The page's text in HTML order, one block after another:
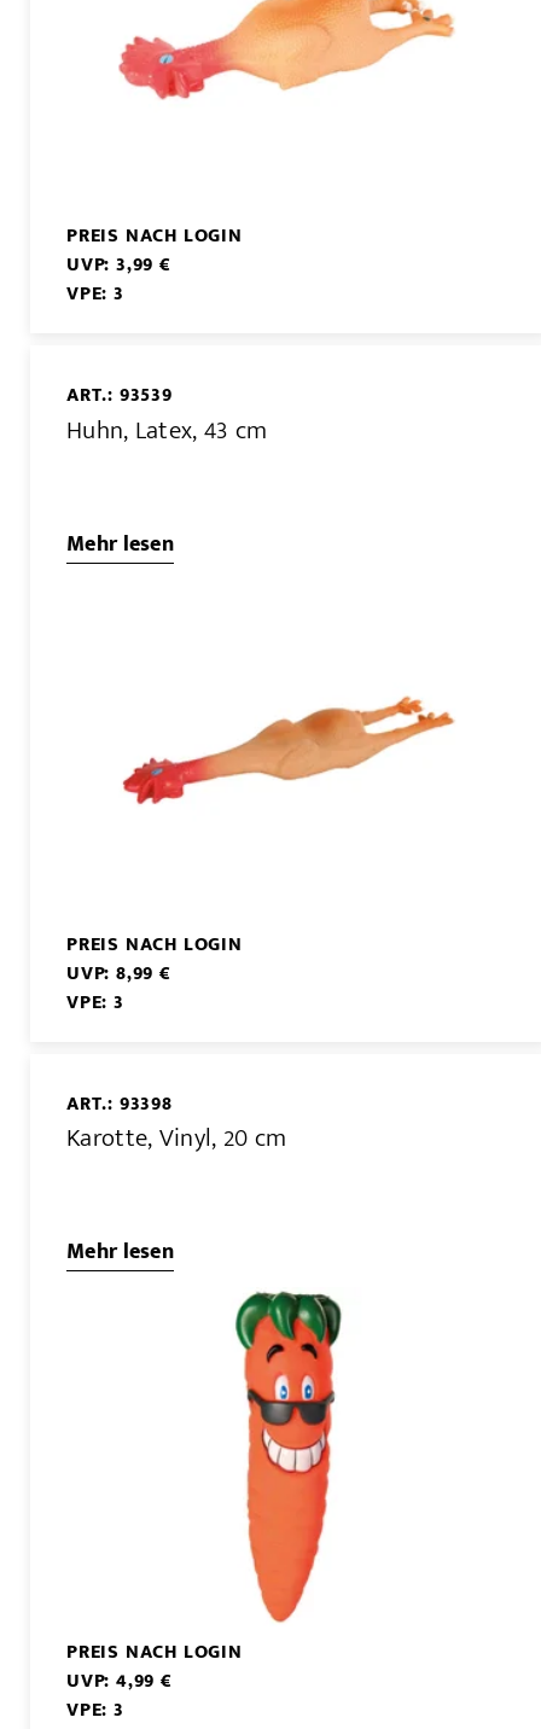
PREIS NACH LOGIN
UVP: 3,99 €
VPE: 3
ART.: 93539
Huhn, Latex, 43 cm
Mehr lesen
PREIS NACH LOGIN
UVP: 8,99 €
VPE: 3
ART.: 93398
Karotte, Vinyl, 20 cm
Mehr lesen
PREIS NACH LOGIN
UVP: 4,99 €
VPE: 3